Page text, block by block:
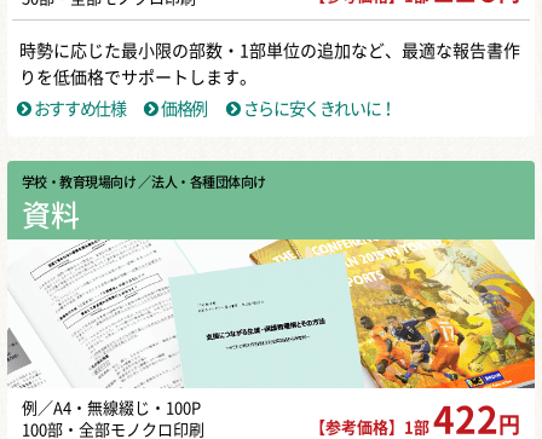
時勢に応じた最小限の部数・1部単位の追加など、最適な報告書作
りを低価格でサポートします。
おすすめ仕様
価格例 さらに安くきれいに！
学校・教育現場向け ／ 法人・各種団体向け
資料
例／A4・無線綴じ・100P
100部・全部モノクロ印刷
【参考価格】1部 422 円